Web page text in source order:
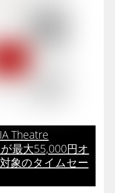
Theatre
最大55,000円オ
象のタイムセー